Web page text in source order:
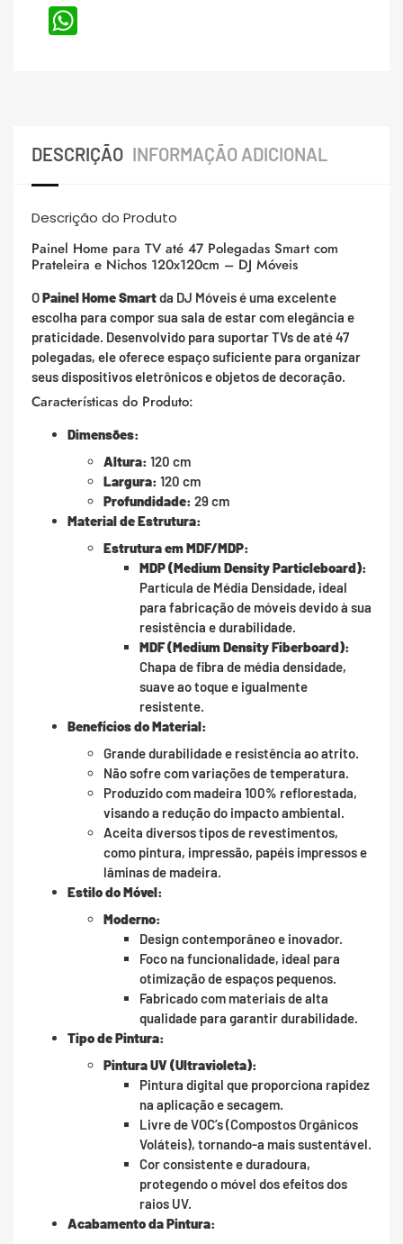
DESCRIÇÃO INFORMAÇÃO ADICIONAL
Descrição do Produto
Painel Home para TV até 47 Polegadas Smart com
Prateleira e Nichos 120x120cm – DJ Móveis
OPainel Home Smartda DJ Móveis é uma excelente
escolha para compor sua sala de estar com elegância e
praticidade. Desenvolvido para suportar TVs de até 47
polegadas, ele oferece espaço suficiente para organizar
seus dispositivos eletrônicos e objetos de decoração.
Características do Produto:
Dimensões:
Altura: 120 cm
Largura: 120 cm
Profundidade: 29 cm
Material de Estrutura:
Estrutura em MDF/MDP:
MDP (Medium Density Particleboard):
Partícula de Média Densidade, ideal
para fabricação de móveis devido à sua
resistência e durabilidade.
MDF (Medium Density Fiberboard):
Chapa de fibra de média densidade,
suave ao toque e igualmente
resistente.
Benefícios do Material:
Grande durabilidade e resistência ao atrito.
Não sofre com variações de temperatura.
Produzido com madeira 100% reflorestada,
visando a redução do impacto ambiental.
Aceita diversos tipos de revestimentos,
como pintura, impressão, papéis impressos e
lâminas de madeira.
Estilo do Móvel:
Moderno:
Design contemporâneo e inovador.
Foco na funcionalidade, ideal para
otimização de espaços pequenos.
Fabricado com materiais de alta
qualidade para garantir durabilidade.
Tipo de Pintura:
Pintura UV (Ultravioleta):
Pintura digital que proporciona rapidez
na aplicação e secagem.
Livre de VOC’s (Compostos Orgânicos
Voláteis), tornando-a mais sustentável.
Cor consistente e duradoura,
protegendo o móvel dos efeitos dos
raios UV.
Acabamento da Pintura: